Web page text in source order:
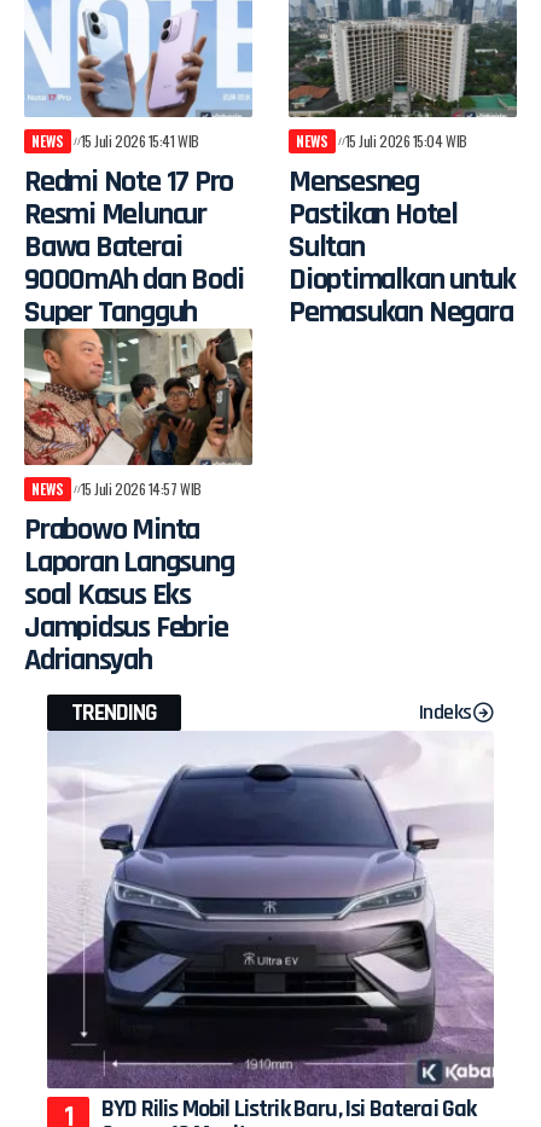
NEWS 15 Juli 2026 15:41 WIB
Redmi Note 17 Pro
Resmi Meluncur
Bawa Baterai
9000mAh dan Bodi
Super Tangguh
NEWS 15 Juli 2026 15:04 WIB
Mensesneg
Pastikan Hotel
Sultan
Dioptimalkan untuk
Pemasukan Negara
NEWS 15 Juli 2026 14:57 WIB
Prabowo Minta
Laporan Langsung
soal Kasus Eks
Jampidsus Febrie
Adriansyah
TRENDING Indeks
BYD Rilis Mobil Listrik Baru, Isi Baterai Gak